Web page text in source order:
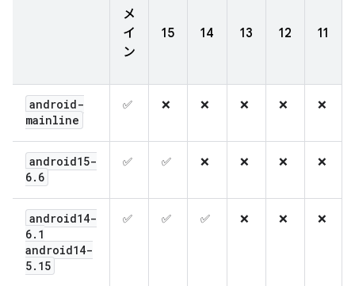
メ
イ
ン
15 14 13 12 11
android-
mainline
✅ ❌ ❌ ❌ ❌ ❌
android15-
6. 6
✅ ✅ ❌ ❌ ❌ ❌
android14-
6. 1
android14-
5. 15
✅ ✅ ✅ ❌ ❌ ❌